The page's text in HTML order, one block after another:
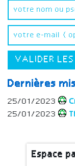
VALIDER
Dernières
25/01/2023
25/01/2023
Espace